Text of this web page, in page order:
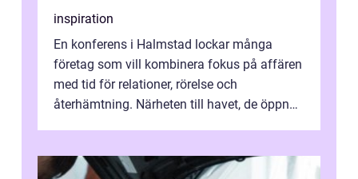
inspiration
En konferens i Halmstad lockar många
företag som vill kombinera fokus på affären
med tid för relationer, rörelse och
återhämtning. Närheten till havet, de öppna